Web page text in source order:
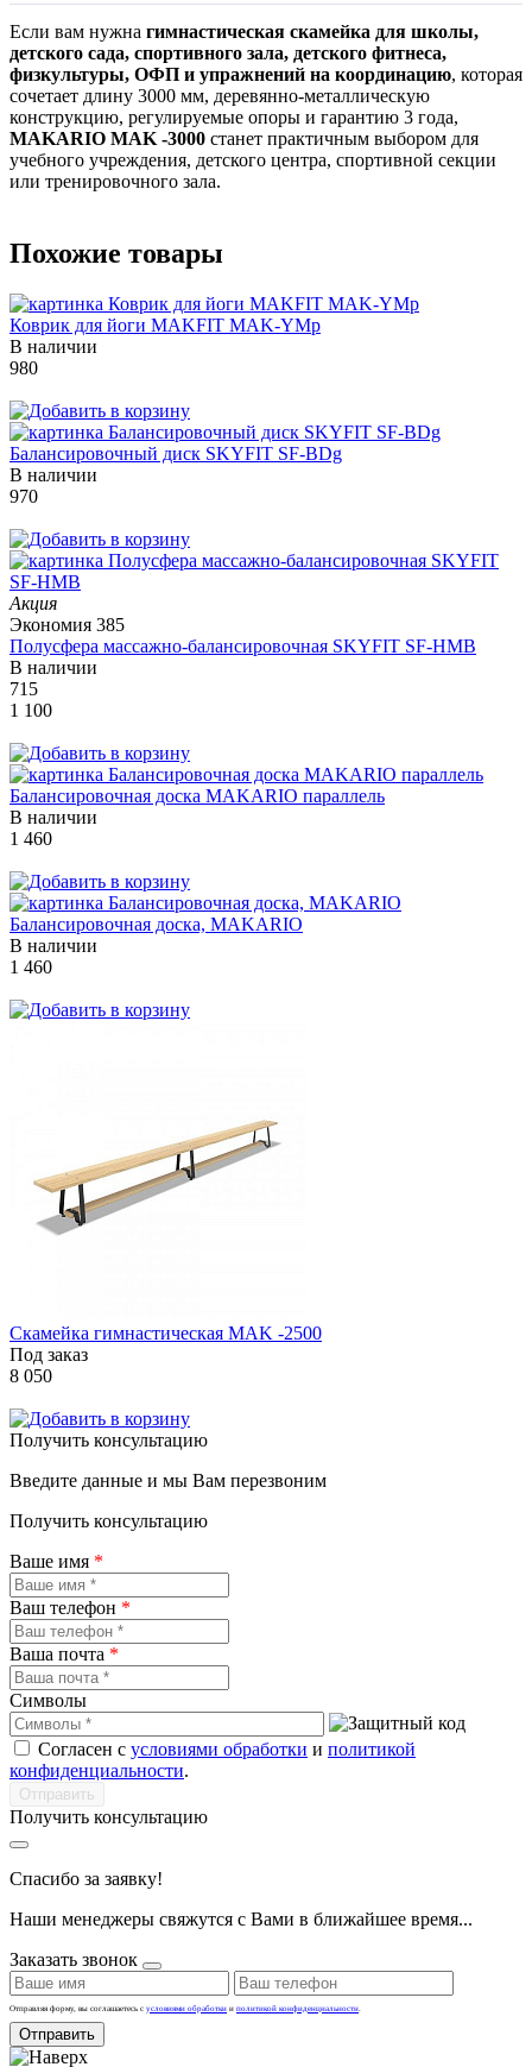
Если вам нужна гимнастическая скамейка для школы,
детского сада, спортивного зала, детского фитнеса,
физкультуры, ОФП и упражнений на координацию, которая
сочетает длину 3000 мм, деревянно-металлическую
конструкцию, регулируемые опоры и гарантию 3 года,
MAKARIO MAK -3000 станет практичным выбором для
учебного учреждения, детского центра, спортивной секции
или тренировочного зала.
Похожие товары
Коврик для йоги MAKFIT MAK-YMp
В наличии
980
Балансировочный диск SKYFIT SF-BDg
В наличии
970
Акция
Экономия 385
Полусфера массажно-балансировочная SKYFIT SF-HMB
В наличии
715
1 100
Балансировочная доска MAKARIO параллель
В наличии
1 460
Балансировочная доска, MAKARIO
В наличии
1 460
Скамейка гимнастическая MAK -2500
Под заказ
8 050
Получить консультацию
Введите данные и мы Вам перезвоним
Получить консультацию
Ваше имя *
Ваш телефон *
Ваша почта *
Символы
Согласен с условиями обработки и политикой
конфиденциальности.
Получить консультацию
Спасибо за заявку!
Наши менеджеры свяжутся с Вами в ближайшее время...
Заказать звонок
Отправляя форму, вы соглашаетесь с условиями обработки и политикой конфиденциальности.
Отправить